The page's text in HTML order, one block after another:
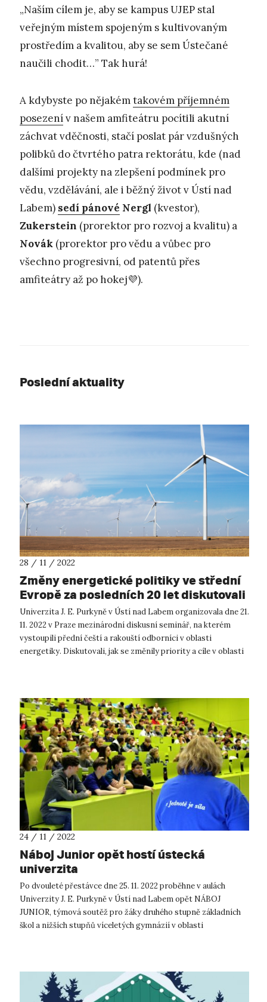
„Naším cílem je, aby se kampus UJEP stal
veřejným místem spojeným s kultivovaným
prostředím a kvalitou, aby se sem Ústečané
naučili chodit…” Tak hurá!
A kdybyste po nějakémtakovém příjemném
posezenív našem amfiteátru pocítili akutní
záchvat vděčnosti, stačí poslat pár vzdušných
polibků do čtvrtého patra rektorátu, kde (nad
dalšími projekty na zlepšení podmínek pro
vědu, vzdělávání, ale i běžný život v Ústí nad
Labem) sedí pánové Nergl (kvestor),
Zukerstein (prorektor pro rozvoj a kvalitu) a
Novák (prorektor pro vědu a vůbec pro
všechno progresivní, od patentů přes
amfiteátry až po hokej💜).
Poslední aktuality
28 / 11 / 2022
Změny energetické politiky ve střední
Evropě za posledních 20 let diskutovali
experti z Česka a Rakouska
Univerzita J. E. Purkyně v Ústí nad Labem organizovala dne 21.
11. 2022 v Praze mezinárodní diskusní seminář, na kterém
vystoupili přední čeští a rakouští odborníci v oblasti
energetiky. Diskutovali, jak se změnily priority a cíle v oblasti
24 / 11 / 2022
Náboj Junior opět hostí ústecká
univerzita
Po dvouleté přestávce dne 25. 11. 2022 proběhne v aulách
Univerzity J. E. Purkyně v Ústí nad Labem opět NÁBOJ
JUNIOR, týmová soutěž pro žáky druhého stupně základních
škol a nižších stupňů víceletých gymnázií v oblasti